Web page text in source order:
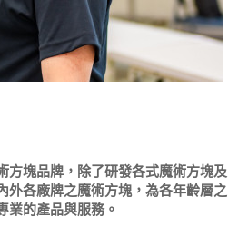
方塊品牌，除了研發各式魔術方塊及
外各廠牌之魔術方塊，為各年齡層之
業的產品與服務。